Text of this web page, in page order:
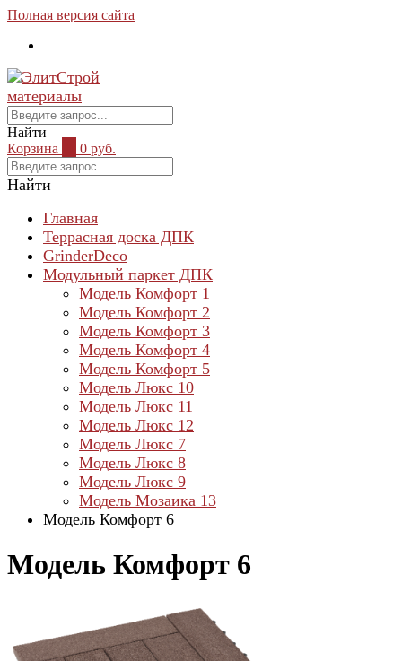
Полная версия сайта
Найти
Корзина
0 руб.
Найти
Главная
Террасная доска ДПК
GrinderDeco
Модульный паркет ДПК
Модель Комфорт 1
Модель Комфорт 2
Модель Комфорт 3
Модель Комфорт 4
Модель Комфорт 5
Модель Люкс 10
Модель Люкс 11
Модель Люкс 12
Модель Люкс 7
Модель Люкс 8
Модель Люкс 9
Модель Мозаика 13
Модель Комфорт 6
Модель Комфорт 6